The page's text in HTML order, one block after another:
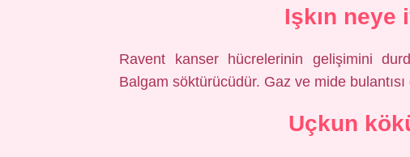
Işkın neye
Ravent kanser hücrelerinin gelişimini
Balgam söktürücüdür. Gaz ve mide bulantısı
Uçkun